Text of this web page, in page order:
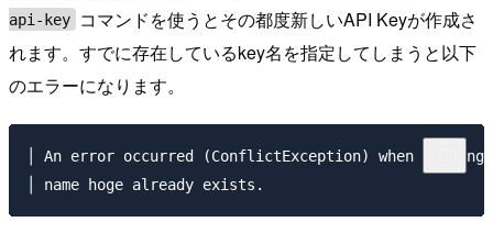
api-key
コマンドを使うとその都度新しいAPI Keyが作成さ
れます。すでに存在しているkey名を指定してしまうと以下
のエラーになります。
│ An error occurred (ConflictException) when calling